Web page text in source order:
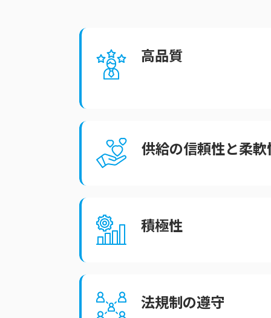
高品質
供給の信頼性と柔軟
積極性
法規制の遵守